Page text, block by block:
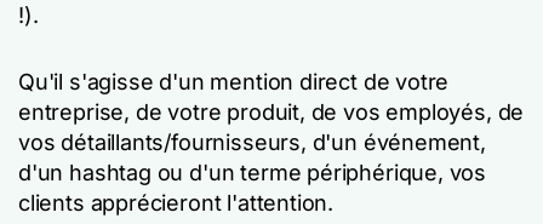
!).
Qu'il s'agisse d'un mention direct de votre
entreprise, de votre produit, de vos employés, de
vos détaillants/fournisseurs, d'un événement,
d'un hashtag ou d'un terme périphérique, vos
clients apprécieront l'attention.